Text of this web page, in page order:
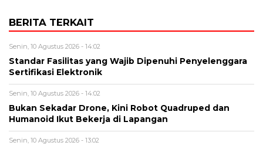
BERITA TERKAIT
Senin, 10 Agustus 2026 - 14:02
Standar Fasilitas yang Wajib Dipenuhi Penyelenggara
Sertifikasi Elektronik
Senin, 10 Agustus 2026 - 14:02
Bukan Sekadar Drone, Kini Robot Quadruped dan
Humanoid Ikut Bekerja di Lapangan
Senin, 10 Agustus 2026 - 13:02